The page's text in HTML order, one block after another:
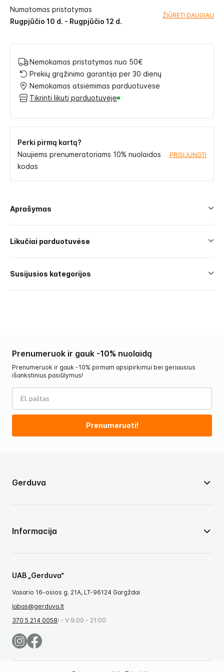
Numatomas pristatymas
Rugpjūčio 10 d. - Rugpjūčio 12 d.
ŽIŪRĖTI DAUGIAU
Nemokamas pristatymas nuo 50€
Prekių grąžinimo garantija per 30 dienų
Nemokamas atsiėmimas parduotuvėse
Tikrinti likutį parduotuvėje
Perki pirmą kartą?
Naujiems prenumeratoriams 10% nuolaidos
kodas
PRISIJUNGTI
Aprašymas
Likučiai parduotuvėse
Susijusios kategorijos
UAB „Gerduva“
Vasario 16-osios g. 21A, LT-96124 Gargždai
labas@gerduva.lt
370 5 214 0058I - V 9:00 - 21:00
Gerduva
Informacija
Prenumeruok ir gauk -10% nuolaidą
Prenumeruok ir gauk -10% pirmam apsipirkimui bei geriausius
išankstinius pasiūlymus!
Prenumeruoti!